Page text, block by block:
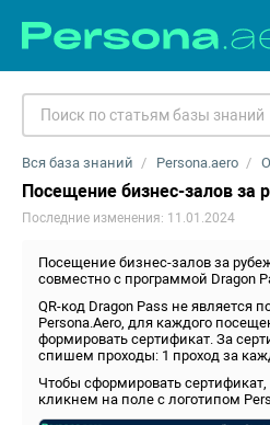
Вся база знаний Persona.aero
Посещение бизнес-залов за
Последние изменения: 11.01.2024
Посещение бизнес-залов за
совместно с программой Dragon
QR-код Dragon Pass не является
Persona.Aero, для каждого
формировать сертификат. За
спишем проходы: 1 проход за
Чтобы сформировать
кликнем на поле с логотипом